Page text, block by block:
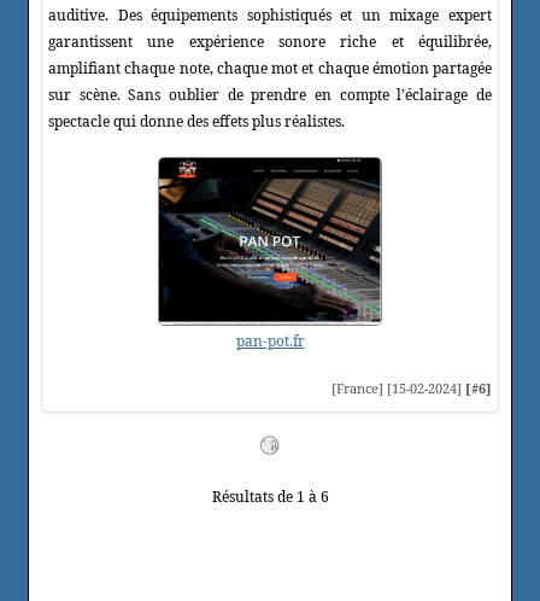
auditive. Des équipements sophistiqués et un mixage expert
garantissent une expérience sonore riche et équilibrée,
amplifiant chaque note, chaque mot et chaque émotion partagée
sur scène. Sans oublier de prendre en compte l'éclairage de
spectacle qui donne des effets plus réalistes.
pan-pot.fr
[France] [15-02-2024] [#6]
Résultats de 1 à 6